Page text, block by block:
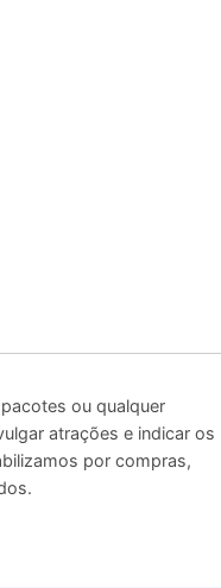
ou qualquer
atrações e indicar os
por compras,